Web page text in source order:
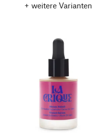
+ weitere Varianten